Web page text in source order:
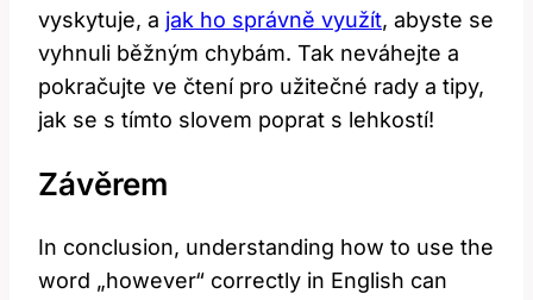
vyskytuje, a jak ho správně využít, abyste se
vyhnuli běžným chybám. Tak neváhejte a
pokračujte ve čtení pro užitečné rady a tipy,
jak se s tímto slovem poprat s lehkostí!
Závěrem
In conclusion, understanding how to use the
word „however“ correctly in English can